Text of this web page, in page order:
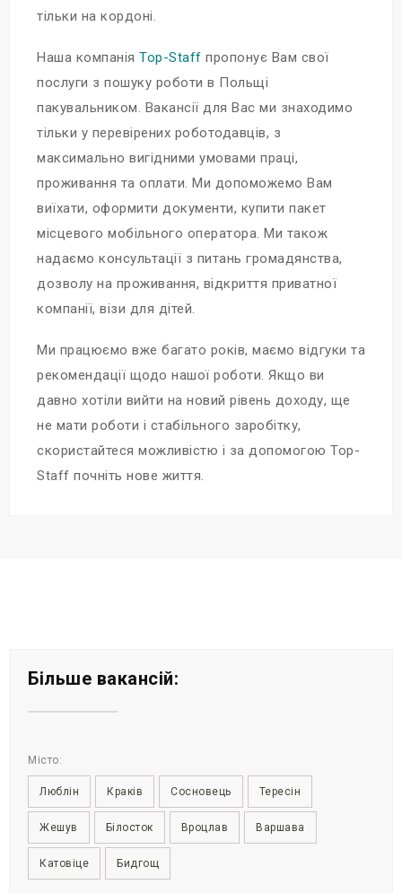
тільки на кордоні.
Наша компанія Top-Staff пропонує Вам свої
послуги з пошуку роботи в Польщі
пакувальником. Вакансії для Вас ми знаходимо
тільки у перевірених роботодавців, з
максимально вигідними умовами праці,
проживання та оплати. Ми допоможемо Вам
виїхати, оформити документи, купити пакет
місцевого мобільного оператора. Ми також
надаємо консультації з питань громадянства,
дозволу на проживання, відкриття приватної
компанії, візи для дітей.
Ми працюємо вже багато років, маємо відгуки та
рекомендації щодо нашої роботи. Якщо ви
давно хотіли вийти на новий рівень доходу, ще
не мати роботи і стабільного заробітку,
скористайтеся можливістю і за допомогою Top-
Staff почніть нове життя.
Більше вакансій:
Місто:
Люблін Краків Сосновець Тересін
Жешув Білосток Вроцлав Варшава
Катовіце Бидгощ